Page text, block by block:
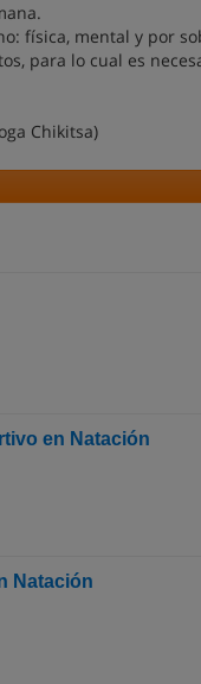
física, mental y por
para lo cual es
Chikitsa)
en Natación
Natación